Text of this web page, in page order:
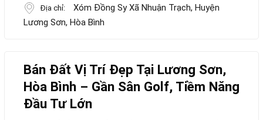
Địa chỉ:
Xóm Đồng Sy Xã Nhuận Trạch, Huyện
Lương Sơn, Hòa Bình
Bán Đất Vị Trí Đẹp Tại Lương Sơn,
Hòa Bình – Gần Sân Golf, Tiềm Năng
Đầu Tư Lớn